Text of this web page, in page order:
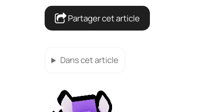
Partager cet article
Dans cet article